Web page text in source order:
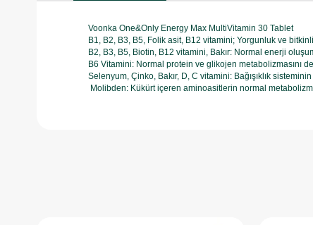
Voonka One&Only Energy Max MultiVitamin 30 Tablet
B1, B2, B3, B5, Folik asit, B12 vitamini; Yorgunluk ve
B2, B3, B5, Biotin, B12 vitamini, Bakır: Normal enerji
B6 Vitamini: Normal protein ve glikojen metabolizmasını
Selenyum, Çinko, Bakır, D, C vitamini: Bağışıklık
Molibden: Kükürt içeren aminoasitlerin normal